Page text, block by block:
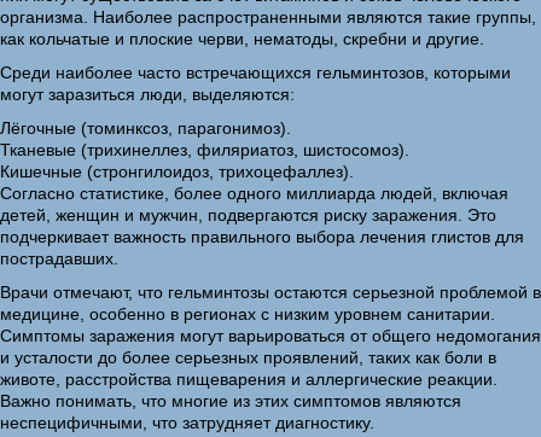
организма. Наиболее распространенными являются такие группы,
как кольчатые и плоские черви, нематоды, скребни и другие.
Среди наиболее часто встречающихся гельминтозов, которыми
могут заразиться люди, выделяются:
Лёгочные (томинксоз, парагонимоз).
Тканевые (трихинеллез, филяриатоз, шистосомоз).
Кишечные (стронгилоидоз, трихоцефаллез).
Согласно статистике, более одного миллиарда людей, включая
детей, женщин и мужчин, подвергаются риску заражения. Это
подчеркивает важность правильного выбора лечения глистов для
пострадавших.
Врачи отмечают, что гельминтозы остаются серьезной проблемой в
медицине, особенно в регионах с низким уровнем санитарии.
Симптомы заражения могут варьироваться от общего недомогания
и усталости до более серьезных проявлений, таких как боли в
животе, расстройства пищеварения и аллергические реакции.
Важно понимать, что многие из этих симптомов являются
неспецифичными, что затрудняет диагностику.